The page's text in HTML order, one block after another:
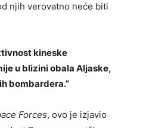
njih verovatno neće biti
kineske
u blizini obala Aljaske,
bombardera.”
Forces, ovo je izjavio